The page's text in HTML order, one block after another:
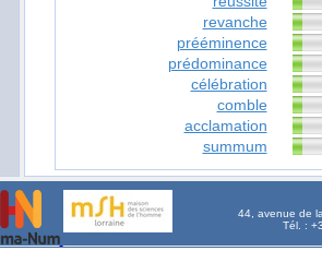
revanche
prééminence
prédominance
célébration
comble
acclamation
summum
44, avenue de
Tél. :